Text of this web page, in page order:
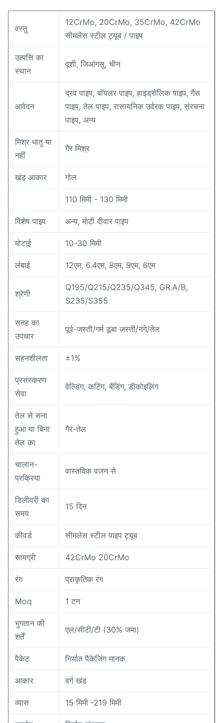
वस्तु
12CrMo, 20CrMo, 35CrMo, 42CrMo
सीमलेस स्टील ट्यूब / पाइप
उत्पत्ति का
स्थान
वूशी, जिआंगसु, चीन
आवेदन
द्रव पाइप, बॉयलर पाइप, हाइड्रोलिक पाइप, गैस
पाइप, तेल पाइप, रासायनिक उर्वरक पाइप, संरचना
पाइप, अन्य
मिश्र धातु या
नहीं
गैर मिश्र
खंड आकार गोल
110 मिमी - 130 मिमी
विशेष पाइप अन्य, मोटी दीवार पाइप
मोटाई 10-30 मिमी
लंबाई 12एम, 6.4एम, 8एम, 9एम, 6एम
श्रेणी
Q195/Q215/Q235/Q345, GR.A/B,
S235/S355
सतह का
उपचार
पूर्व-जस्ती/गर्म डूबा जस्ती/नंगे/तेल
सहनशीलता ±1%
प्रसंस्करण
सेवा
वेल्डिंग, कटिंग, बेंडिंग, डीकोइलिंग
तेल से सना
हुआ या बिना
तेल का
गैर-तेल
चालान-
प्रक्रिया
वास्तविक वजन से
डिलीवरी का
समय
15 दिन
कीवर्ड सीमलेस स्टील पाइप ट्यूब
सामग्री 42CrMo 20CrMo
रंग प्राकृतिक रंग
Moq 1 टन
भुगतान की
शर्तें
एल/सीटी/टी (30% जमा)
पैकेट निर्यात पैकेजिंग मानक
आकार वर्ग खंड
व्यास 15 मिमी -219 मिमी